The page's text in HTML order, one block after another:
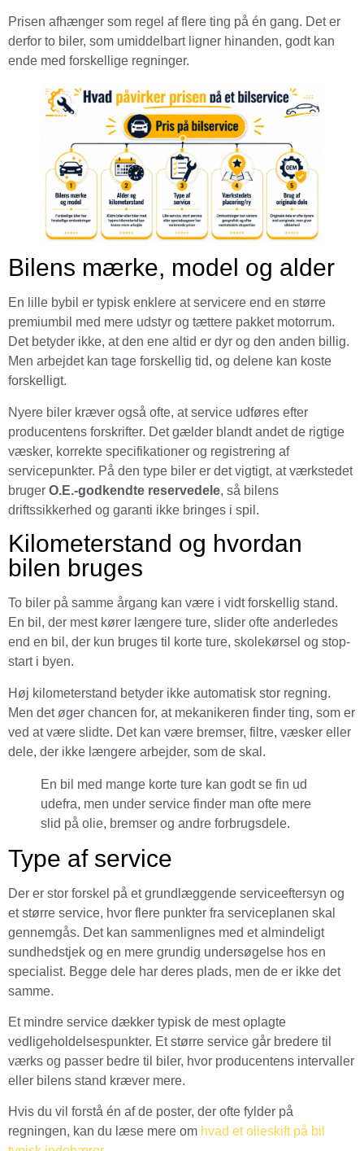
Prisen afhænger som regel af flere ting på én gang. Det er
derfor to biler, som umiddelbart ligner hinanden, godt kan
ende med forskellige regninger.
Bilens mærke, model og alder
En lille bybil er typisk enklere at servicere end en større
premiumbil med mere udstyr og tættere pakket motorrum.
Det betyder ikke, at den ene altid er dyr og den anden billig.
Men arbejdet kan tage forskellig tid, og delene kan koste
forskelligt.
Nyere biler kræver også ofte, at service udføres efter
producentens forskrifter. Det gælder blandt andet de rigtige
væsker, korrekte specifikationer og registrering af
servicepunkter. På den type biler er det vigtigt, at værkstedet
bruger O.E.-godkendte reservedele, så bilens
driftssikkerhed og garanti ikke bringes i spil.
Kilometerstand og hvordan
bilen bruges
To biler på samme årgang kan være i vidt forskellig stand.
En bil, der mest kører længere ture, slider ofte anderledes
end en bil, der kun bruges til korte ture, skolekørsel og stop-
start i byen.
Høj kilometerstand betyder ikke automatisk stor regning.
Men det øger chancen for, at mekanikeren finder ting, som er
ved at være slidte. Det kan være bremser, filtre, væsker eller
dele, der ikke længere arbejder, som de skal.
En bil med mange korte ture kan godt se fin ud
udefra, men under service finder man ofte mere
slid på olie, bremser og andre forbrugsdele.
Type af service
Der er stor forskel på et grundlæggende serviceeftersyn og
et større service, hvor flere punkter fra serviceplanen skal
gennemgås. Det kan sammenlignes med et almindeligt
sundhedstjek og en mere grundig undersøgelse hos en
specialist. Begge dele har deres plads, men de er ikke det
samme.
Et mindre service dækker typisk de mest oplagte
vedligeholdelsespunkter. Et større service går bredere til
værks og passer bedre til biler, hvor producentens intervaller
eller bilens stand kræver mere.
Hvis du vil forstå én af de poster, der ofte fylder på
regningen, kan du læse mere om hvad et olieskift på bil